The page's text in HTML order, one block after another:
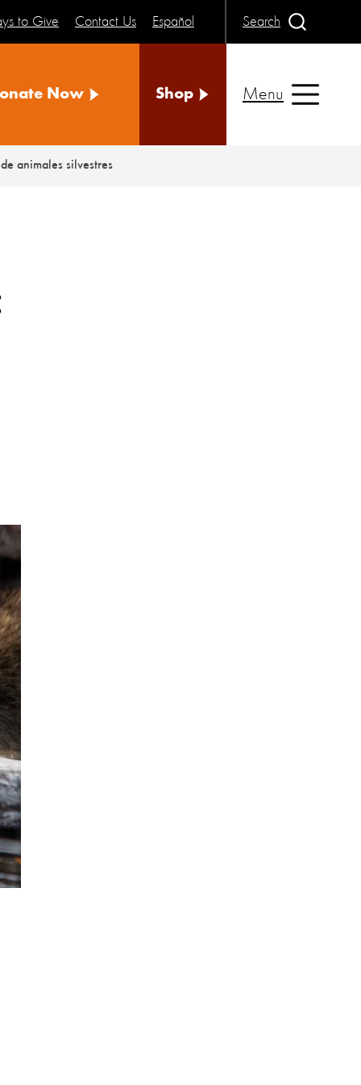
to Give Contact Us Español Search
Now Shop Menu
animales silvestres